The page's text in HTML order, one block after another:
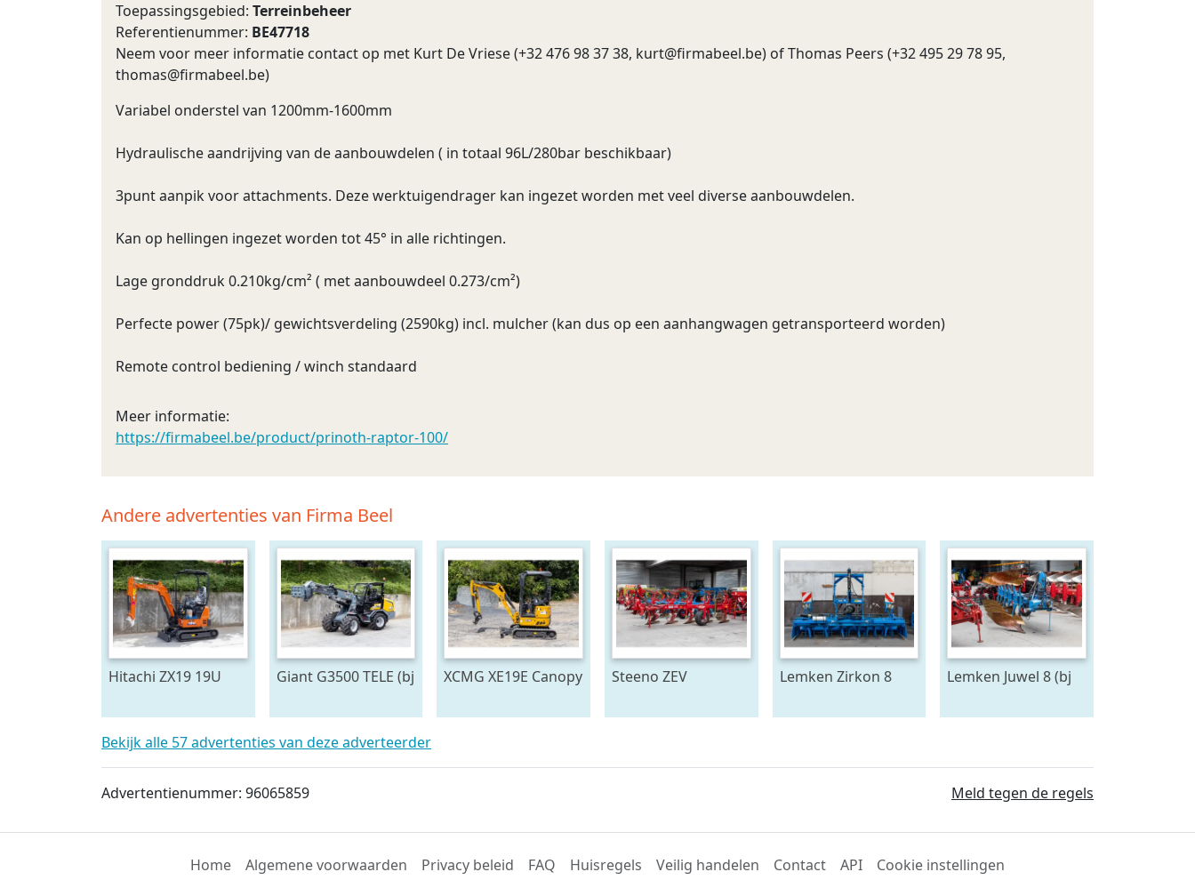
Toepassingsgebied: Terreinbeheer
Referentienummer: BE47718
Neem voor meer informatie contact op met Kurt De Vriese (+32 476 98 37 38, kurt@firmabeel.be) of Thomas Peers (+32 495 29 78 95,
thomas@firmabeel.be)
Variabel onderstel van 1200mm-1600mm
Hydraulische aandrijving van de aanbouwdelen ( in totaal 96L/280bar beschikbaar)
3punt aanpik voor attachments. Deze werktuigendrager kan ingezet worden met veel diverse aanbouwdelen.
Kan op hellingen ingezet worden tot 45° in alle richtingen.
Lage gronddruk 0.210kg/cm² ( met aanbouwdeel 0.273/cm²)
Perfecte power (75pk)/ gewichtsverdeling (2590kg) incl. mulcher (kan dus op een aanhangwagen getransporteerd worden)
Remote control bediening / winch standaard
Meer informatie:
https://firmabeel.be/product/prinoth-raptor-100/
Andere advertenties van Firma Beel
Hitachi ZX19 19U
Giant G3500 TELE (bj
XCMG XE19E Canopy
Steeno ZEV Lemken Zirkon 8
Lemken Juwel 8 (bj
Bekijk alle 57 advertenties van deze adverteerder
Advertentienummer: 96065859 Meld tegen de regels
Home Algemene voorwaarden Privacy beleid FAQ Huisregels Veilig handelen Contact API Cookie instellingen